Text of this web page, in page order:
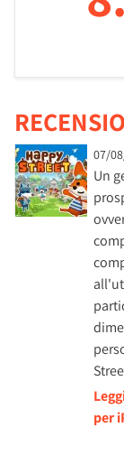
07/
Un
per